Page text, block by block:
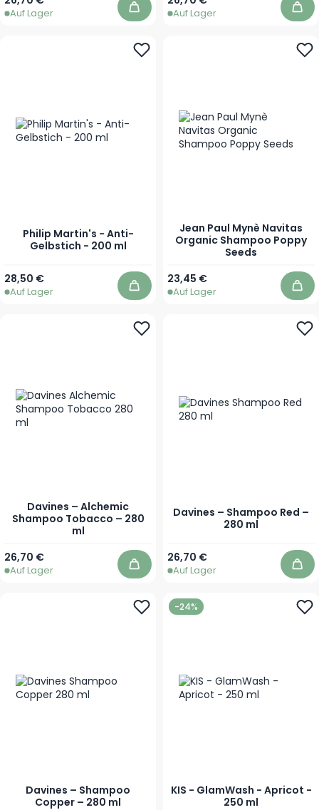
Auf Lager In den Warenkorb
Auf Lager In
Philip Martin's - Anti-
Gelbstich - 200 ml
28,50 €
Auf Lager In den Warenkorb
Jean Paul Mynè Navitas
Organic Shampoo Poppy
Seeds
Ab
23,45 €
Auf Lager In
Davines – Alchemic
Shampoo Tobacco – 280
ml
26,70 €
Auf Lager In den Warenkorb
Davines – Shampoo Red –
280 ml
26,70 €
Auf Lager In
Davines – Shampoo
Copper – 280 ml
-24%
KIS - GlamWash - Apricot -
250 ml